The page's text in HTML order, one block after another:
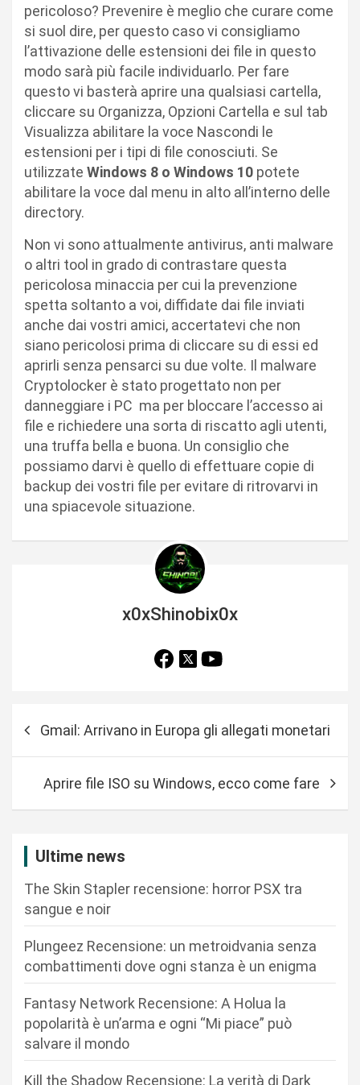
pericoloso? Prevenire è meglio che curare come
si suol dire, per questo caso vi consigliamo
l’attivazione delle estensioni dei file in questo
modo sarà più facile individuarlo. Per fare
questo vi basterà aprire una qualsiasi cartella,
cliccare su Organizza, Opzioni Cartella e sul tab
Visualizza abilitare la voce Nascondi le
estensioni per i tipi di file conosciuti. Se
utilizzate Windows 8 o Windows 10 potete
abilitare la voce dal menu in alto all’interno delle
directory.
Non vi sono attualmente antivirus, anti malware
o altri tool in grado di contrastare questa
pericolosa minaccia per cui la prevenzione
spetta soltanto a voi, diffidate dai file inviati
anche dai vostri amici, accertatevi che non
siano pericolosi prima di cliccare su di essi ed
aprirli senza pensarci su due volte. Il malware
Cryptolocker è stato progettato non per
danneggiare i PC ma per bloccare l’accesso ai
file e richiedere una sorta di riscatto agli utenti,
una truffa bella e buona. Un consiglio che
possiamo darvi è quello di effettuare copie di
backup dei vostri file per evitare di ritrovarvi in
una spiacevole situazione.
x0xShinobix0x
Gmail: Arrivano in Europa gli allegati monetari
Aprire file ISO su Windows, ecco come fare
Ultime news
The Skin Stapler recensione: horror PSX tra
sangue e noir
Plungeez Recensione: un metroidvania senza
combattimenti dove ogni stanza è un enigma
Fantasy Network Recensione: A Holua la
popolarità è un’arma e ogni “Mi piace” può
salvare il mondo
Kill the Shadow Recensione: La verità di Dark